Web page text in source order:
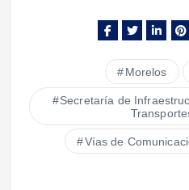
Morelos
Secretaría de
Vías de